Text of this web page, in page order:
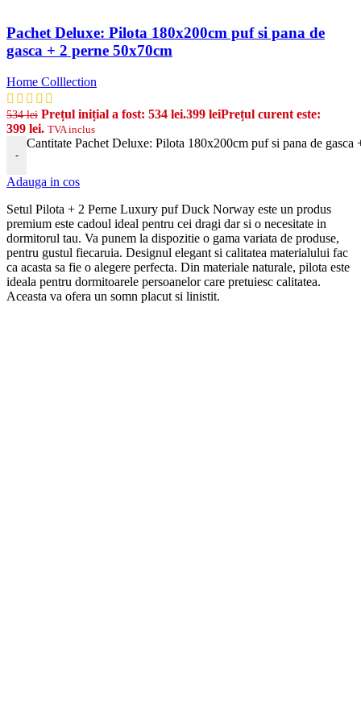
Pachet Deluxe: Pilota 180x200cm puf si pana de
gasca + 2 perne 50x70cm
Home Colllection
534lei Prețul inițial a fost: 534 lei.399 leiPrețul curent este:
399 lei. TVA inclus
-
Cantitate Pachet Deluxe: Pilota 180x200cm puf si pana de gasca
Adauga in cos
Setul Pilota + 2 Perne Luxury puf Duck Norway este un produs
premium este cadoul ideal pentru cei dragi dar si o necesitate in
dormitorul tau. Va punem la dispozitie o gama variata de produse,
pentru gustul fiecaruia. Designul elegant si calitatea materialului fac
ca acasta sa fie o alegere perfecta. Din materiale naturale, pilota este
ideala pentru dormitoarele persoanelor care pretuiesc calitatea.
Aceasta va ofera un somn placut si linistit.